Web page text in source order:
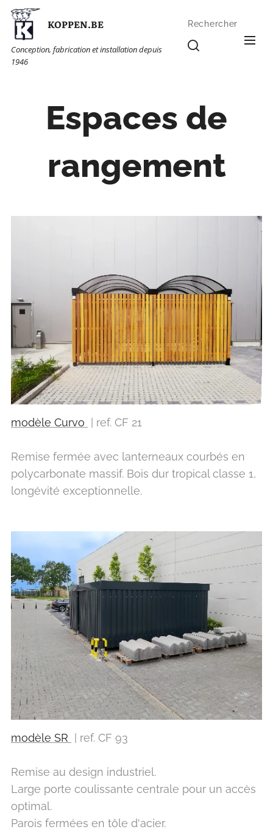
KOPPEN.BE
Conception, fabrication et installation depuis
1946
Rechercher
Espaces de
rangement
modèle Curvo | ref. CF 21
Remise fermée avec lanterneaux courbés en
polycarbonate massif. Bois dur tropical classe 1,
longévité exceptionnelle.
modèle SR | ref. CF 93
Remise au design industriel.
Large porte coulissante centrale pour un accès
optimal.
Parois fermées en tôle d'acier.